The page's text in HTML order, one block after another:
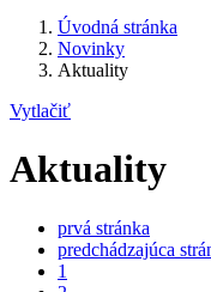
Úvodná stránka
Novinky
Aktuality
Vytlačiť
Aktuality
prvá stránka
predchádzajúca
1